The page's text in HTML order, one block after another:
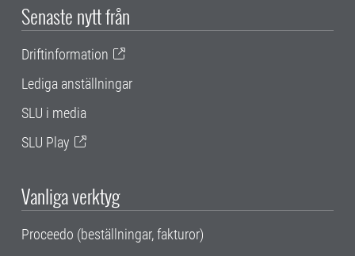
Senaste nytt från
Driftinformation
Lediga anställningar
SLU i media
SLU Play
Vanliga verktyg
Proceedo (beställningar, fakturor)